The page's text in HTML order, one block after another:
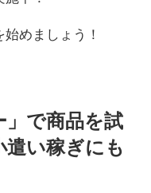
めましょう！
」で商品を試
遣い稼ぎにも